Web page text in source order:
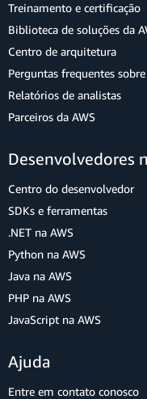
Treinamento e certificação
Biblioteca de soluções da
Centro de arquitetura
Perguntas frequentes
Relatórios de analistas
Parceiros da AWS
Desenvolvedores
Centro do desenvolvedor
SDKs e ferramentas
.NET na AWS
Python na AWS
Java na AWS
PHP na AWS
JavaScript na AWS
Ajuda
Entre em contato conosco